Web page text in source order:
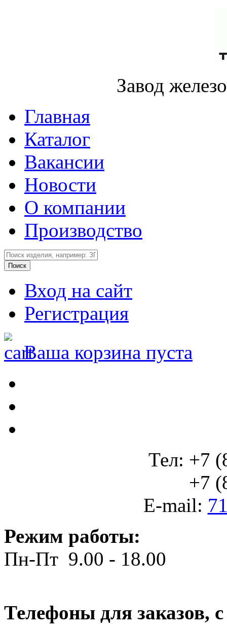
Завод
Главная
Каталог
Вакансии
Новости
О компании
Производство
Вход на сайт
Регистрация
Ваша корзина пуста
Тел: +7
+7
E-mail:
Режим работы:
Пн-Пт 9.00 - 18.00
Телефоны для заказов,